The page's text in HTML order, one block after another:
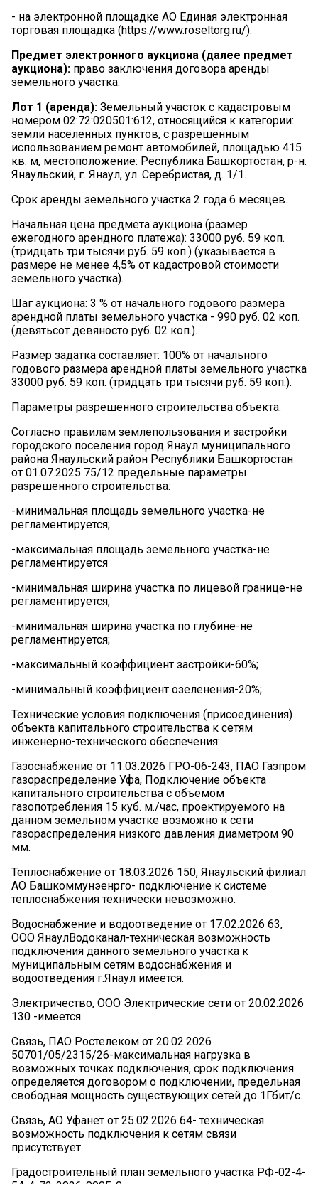
- на электронной площадке АО Единая электронная
торговая площадка (https://www.roseltorg.ru/).
Предмет электронного аукциона (далее предмет
аукциона): право заключения договора аренды
земельного участка.
Лот 1 (аренда): Земельный участок с кадастровым
номером 02:72:020501:612, относящийся к категории:
земли населенных пунктов, с разрешенным
использованием ремонт автомобилей, площадью 415
кв. м, местоположение: Республика Башкортостан, р-н.
Янаульский, г. Янаул, ул. Серебристая, д. 1/1.
Срок аренды земельного участка 2 года 6 месяцев.
Начальная цена предмета аукциона (размер
ежегодного арендного платежа): 33000 руб. 59 коп.
(тридцать три тысячи руб. 59 коп.) (указывается в
размере не менее 4,5% от кадастровой стоимости
земельного участка).
Шаг аукциона: 3 % от начального годового размера
арендной платы земельного участка - 990 руб. 02 коп.
(девятьсот девяносто руб. 02 коп.).
Размер задатка составляет: 100% от начального
годового размера арендной платы земельного участка
33000 руб. 59 коп. (тридцать три тысячи руб. 59 коп.).
Параметры разрешенного строительства объекта:
Согласно правилам землепользования и застройки
городского поселения город Янаул муниципального
района Янаульский район Республики Башкортостан
от 01.07.2025 75/12 предельные параметры
разрешенного строительства:
-минимальная площадь земельного участка-не
регламентируется;
-максимальная площадь земельного участка-не
регламентируется
-минимальная ширина участка по лицевой границе-не
регламентируется;
-минимальная ширина участка по глубине-не
регламентируется;
-максимальный коэффициент застройки-60%;
-минимальный коэффициент озеленения-20%;
Технические условия подключения (присоединения)
объекта капитального строительства к сетям
инженерно-технического обеспечения:
Газоснабжение от 11.03.2026 ГРО-06-243, ПАО Газпром
газораспределение Уфа, Подключение объекта
капитального строительства с объемом
газопотребления 15 куб. м./час, проектируемого на
данном земельном участке возможно к сети
газораспределения низкого давления диаметром 90
мм.
Теплоснабжение от 18.03.2026 150, Янаульский филиал
АО Башкоммунэенрго- подключение к системе
теплоснабжения технически невозможно.
Водоснабжение и водоотведение от 17.02.2026 63,
ООО ЯнаулВодоканал-техническая возможность
подключения данного земельного участка к
муниципальным сетям водоснабжения и
водоотведения г.Янаул имеется.
Электричество, ООО Электрические сети от 20.02.2026
130 -имеется.
Связь, ПАО Ростелеком от 20.02.2026
50701/05/2315/26-максимальная нагрузка в
возможных точках подключения, срок подключения
определяется договором о подключении, предельная
свободная мощность существующих сетей до 1Гбит/с.
Связь, АО Уфанет от 25.02.2026 64- техническая
возможность подключения к сетям связи
присутствует.
Градостроительный план земельного участка РФ-02-4-